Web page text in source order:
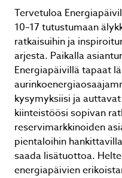
Tervetuloa
10–17 tutustumaan
ratkaisuihin ja
arjesta. Paikalla
Energiapäivillä tapaat
kysymyksiisi ja
kiinteistöösi sopivan
reservimarkkinoiden
pientaloihin
saada lisätuottoa.
energiapäivien